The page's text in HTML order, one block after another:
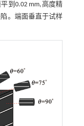
到0.02 mm,高度精
。端面垂直于试样